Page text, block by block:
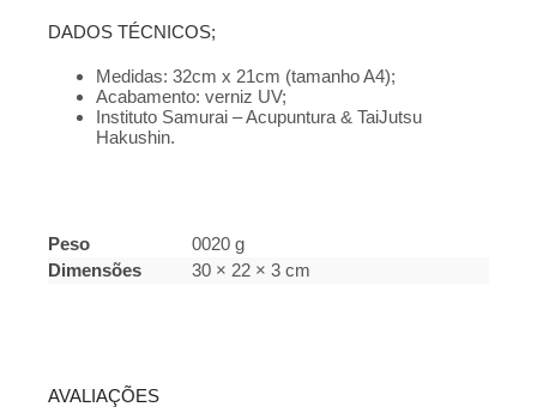
DADOS TÉCNICOS;
Medidas: 32cm x 21cm (tamanho A4);
Acabamento: verniz UV;
Instituto Samurai – Acupuntura & TaiJutsu
Hakushin.
Peso
0020 g
Dimensões
30 × 22 × 3 cm
AVALIAÇÕES